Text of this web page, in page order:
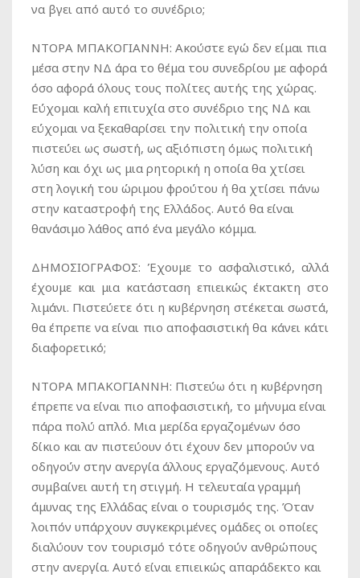
να βγει από αυτό το συνέδριο;
ΝΤΟΡΑ ΜΠΑΚΟΓΙΑΝΝΗ: Ακούστε εγώ δεν είμαι πια
μέσα στην ΝΔ άρα το θέμα του συνεδρίου με αφορά
όσο αφορά όλους τους πολίτες αυτής της χώρας.
Εύχομαι καλή επιτυχία στο συνέδριο της ΝΔ και
εύχομαι να ξεκαθαρίσει την πολιτική την οποία
πιστεύει ως σωστή, ως αξιόπιστη όμως πολιτική
λύση και όχι ως μια ρητορική η οποία θα χτίσει
στη λογική του ώριμου φρούτου ή θα χτίσει πάνω
στην καταστροφή της Ελλάδος. Αυτό θα είναι
θανάσιμο λάθος από ένα μεγάλο κόμμα.
ΔΗΜΟΣΙΟΓΡΑΦΟΣ: Έχουμε το ασφαλιστικό, αλλά
έχουμε και μια κατάσταση επιεικώς έκτακτη στο
λιμάνι. Πιστεύετε ότι η κυβέρνηση στέκεται σωστά,
θα έπρεπε να είναι πιο αποφασιστική θα κάνει κάτι
διαφορετικό;
ΝΤΟΡΑ ΜΠΑΚΟΓΙΑΝΝΗ: Πιστεύω ότι η κυβέρνηση
έπρεπε να είναι πιο αποφασιστική, το μήνυμα είναι
πάρα πολύ απλό. Μια μερίδα εργαζομένων όσο
δίκιο και αν πιστεύουν ότι έχουν δεν μπορούν να
οδηγούν στην ανεργία άλλους εργαζόμενους. Αυτό
συμβαίνει αυτή τη στιγμή. Η τελευταία γραμμή
άμυνας της Ελλάδας είναι ο τουρισμός της. Όταν
λοιπόν υπάρχουν συγκεκριμένες ομάδες οι οποίες
διαλύουν τον τουρισμό τότε οδηγούν ανθρώπους
στην ανεργία. Αυτό είναι επιεικώς απαράδεκτο και